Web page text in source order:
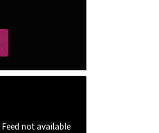
Feed not available